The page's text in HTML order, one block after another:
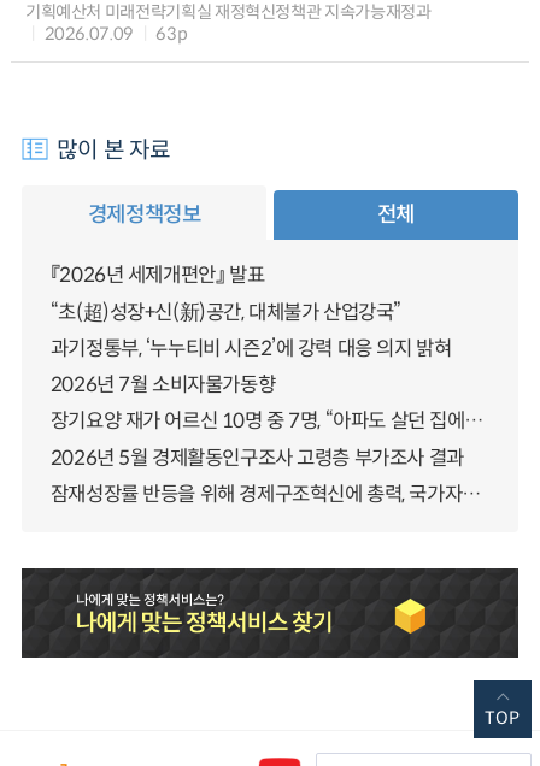
기획예산처 미래전략기획실 재정혁신정책관 지속가능재정과
2026.07.09
63p
많이 본 자료
경제정책정보 전체
『2026년 세제개편안』 발표
“초(超)성장+신(新)공간, 대체불가 산업강국”
과기정통부, ‘누누티비 시즌2’에 강력 대응 의지 밝혀
2026년 7월 소비자물가동향
장기요양 재가 어르신 10명 중 7명, “아파도 살던 집에서 살겠다” 「2025년 장기요양실태조사」 결과 발표
2026년 5월 경제활동인구조사 고령층 부가조사 결과
잠재성장률 반등을 위해 경제구조혁신에 총력, 국가자산 관리체계 대전환
TOP